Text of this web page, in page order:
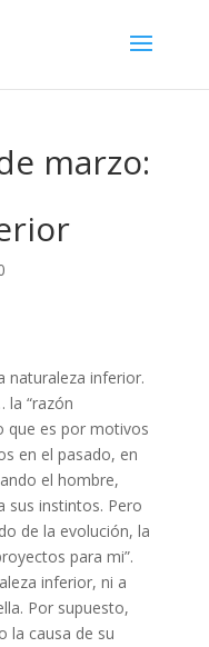
marzo:
naturaleza inferior.
la “razón
que es por motivos
en el pasado, en
el hombre,
sus instintos. Pero
de la evolución, la
para mi”.
inferior, ni a
Por supuesto,
la causa de su